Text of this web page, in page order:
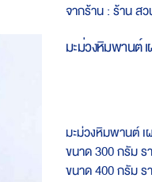
จากร้าน :ร้าน ส
มะม่วงหิมพานต์
มะม่วงหิมพานต์ เ
ขนาด 300 กรัม ร
ขนาด 400 กรัม ร